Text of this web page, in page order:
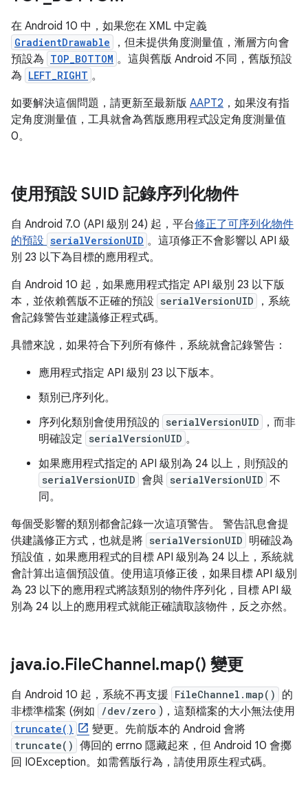
在 Android 10 中，如果您在 XML 中定義
GradientDrawable
，但未提供角度測量值，漸層方向會
預設為 TOP_BOTTOM 。這與舊版 Android 不同，舊版預設
為 LEFT_RIGHT 。
如要解決這個問題，請更新至最新版 AAPT2 ，如果沒有指
定角度測量值，工具就會為舊版應用程式設定角度測量值
0。
使用預設 SUID 記錄序列化物件
自 Android 7.0 (API 級別 24) 起，平台修正了可序列化物件
的預設 serialVersionUID 。這項修正不會影響以 API 級
別 23 以下為目標的應用程式。
自 Android 10 起，如果應用程式指定 API 級別 23 以下版
本，並依賴舊版不正確的預設 serialVersionUID
，系統
會記錄警告並建議修正程式碼。
具體來說，如果符合下列所有條件，系統就會記錄警告：
應用程式指定 API 級別 23 以下版本。
類別已序列化。
序列化類別會使用預設的 serialVersionUID
，而非
明確設定 serialVersionUID 。
如果應用程式指定的 API 級別為 24 以上，則預設的
serialVersionUID 會與 serialVersionUID 不
同。
每個受影響的類別都會記錄一次這項警告。 警告訊息會提
供建議修正方式，也就是將 serialVersionUID 明確設為
預設值，如果應用程式的目標 API 級別為 24 以上，系統就
會計算出這個預設值。使用這項修正後，如果目標 API 級別
為 23 以下的應用程式將該類別的物件序列化，目標 API 級
別為 24 以上的應用程式就能正確讀取該物件，反之亦然。
java.io.FileChannel.map() 變更
自 Android 10 起，系統不再支援 FileChannel.map()
的
非標準檔案 (例如
/dev/zero )，這類檔案的大小無法使用
truncate() 變更。先前版本的 Android 會將
truncate() 傳回的 errno 隱藏起來，但 Android 10 會擲
回 IOException。如需舊版行為，請使用原生程式碼。